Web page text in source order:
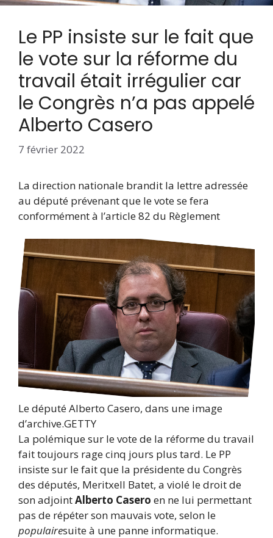
Le PP insiste sur le fait que
le vote sur la réforme du
travail était irrégulier car
le Congrès n’a pas appelé
Alberto Casero
7 février 2022
La direction nationale brandit la lettre adressée
au député prévenant que le vote se fera
conformément à l’article 82 du Règlement
Le député Alberto Casero, dans une image
d’archive.GETTY
La polémique sur le vote de la réforme du travail
fait toujours rage cinq jours plus tard. Le PP
insiste sur le fait que la présidente du Congrès
des députés, Meritxell Batet, a violé le droit de
son adjointAlberto Casero en ne lui permettant
pas de répéter son mauvais vote, selon le
populairesuite à une panne informatique.